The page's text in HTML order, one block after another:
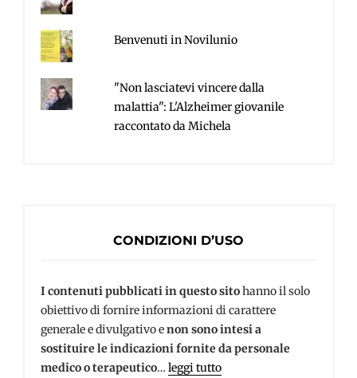
Benvenuti in Novilunio
"Non lasciatevi vincere dalla
malattia": L'Alzheimer giovanile
raccontato da Michela
CONDIZIONI D’USO
I contenuti pubblicati in questo sitohanno il solo
obiettivo di fornire informazioni di carattere
generale e divulgativo enon sono intesi a
sostituire le indicazioni fornite da personale
medico o terapeutico…leggi tutto